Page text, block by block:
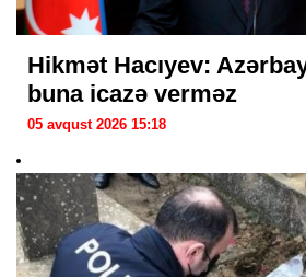
Hikmət Hacıyev:
buna icazə verməz
05 avqust 2026 15:18